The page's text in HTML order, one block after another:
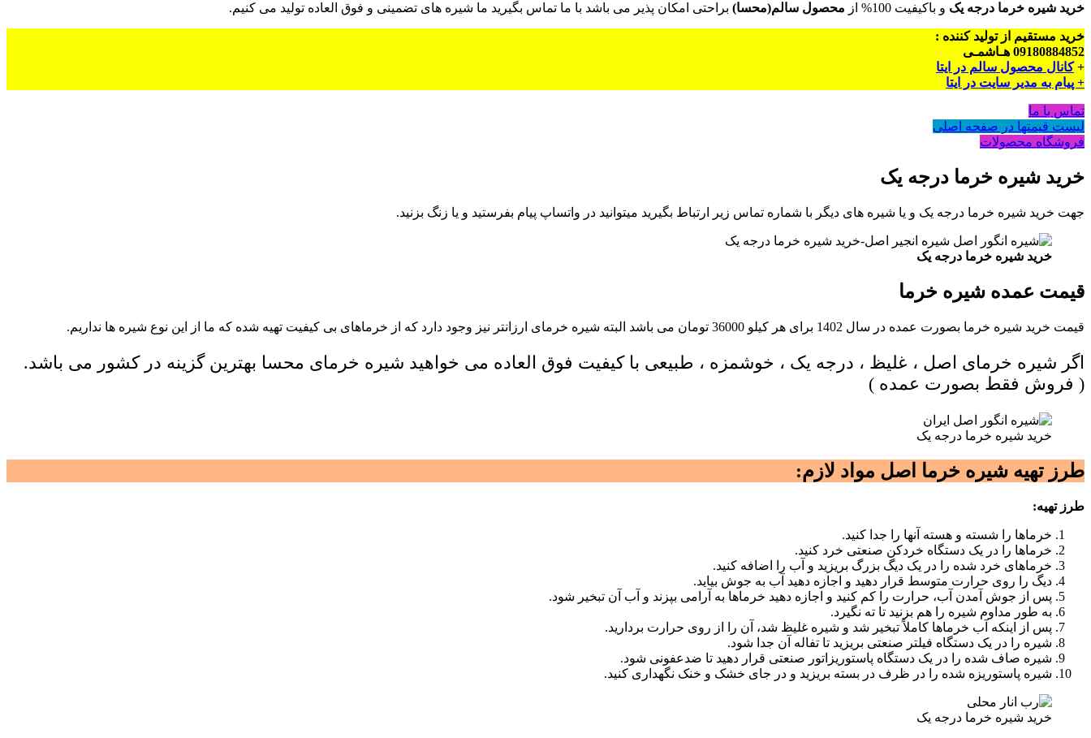
خرید شیره خرما درجه یک و باکیفیت 100% از محصول سالم(محسا) براحتی امکان پذیر می باشد با ما تماس بگیرید ما شیره های تضمینی و فوق العاده تولید می کنیم.
خرید مستقیم از تولید کننده :
09180884852 هـاشمـی
+کانال محصول سالم در ایتا
+ پیام به مدیر سایت در ایتا
تماس با ما
لیست قیمتها در صفحه اصلی
فروشگاه محصولات
خرید شیره خرما درجه یک
جهت خرید شیره خرما درجه یک و یا شیره های دیگر با شماره تماس زیر ارتباط بگیرید میتوانید در واتساپ پیام بفرستید و یا زنگ بزنید.
خرید شیره خرما درجه یک
قیمت عمده شیره خرما
قیمت خرید شیره خرما بصورت عمده در سال 1402 برای هر کیلو 36000 تومان می باشد البته شیره خرمای ارزانتر نیز وجود دارد که از خرماهای بی کیفیت تهیه شده که ما از این نوع شیره ها نداریم.
اگر شیره خرمای اصل ، غلیظ ، درجه یک ، خوشمزه ، طبیعی با کیفیت فوق العاده می خواهید شیره خرمای محسا بهترین گزینه در کشور می باشد.
( فروش فقط بصورت عمده )
خرید شیره خرما درجه یک
طرز تهیه شیره خرما اصل مواد لازم:
طرز تهیه:
خرماها را شسته و هسته آنها را جدا کنید.
خرماها را در یک دستگاه خردکن صنعتی خرد کنید.
خرماهای خرد شده را در یک دیگ بزرگ بریزید و آب را اضافه کنید.
دیگ را روی حرارت متوسط قرار دهید و اجازه دهید آب به جوش بیاید.
پس از جوش آمدن آب، حرارت را کم کنید و اجازه دهید خرماها به آرامی بپزند و آب آن تبخیر شود.
به طور مداوم شیره را هم بزنید تا ته نگیرد.
پس از اینکه آب خرماها کاملاً تبخیر شد و شیره غلیظ شد، آن را از روی حرارت بردارید.
شیره را در یک دستگاه فیلتر صنعتی بریزید تا تفاله آن جدا شود.
شیره صاف شده را در یک دستگاه پاستوریزاتور صنعتی قرار دهید تا ضدعفونی شود.
شیره پاستوریزه شده را در ظرف در بسته بریزید و در جای خشک و خنک نگهداری کنید.
خرید شیره خرما درجه یک